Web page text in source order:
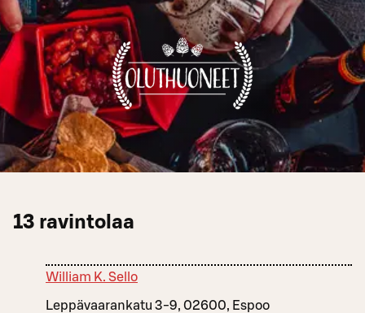
13 ravintolaa
William K. Sello
Leppävaarankatu 3-9, 02600, Espoo